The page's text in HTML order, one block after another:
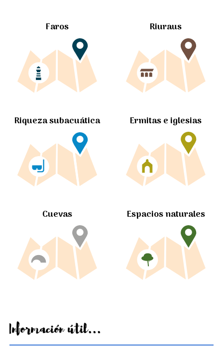
Faros Riuraus
Riqueza subacuática Ermitas e iglesias
Cuevas Espacios naturales
Información útil...